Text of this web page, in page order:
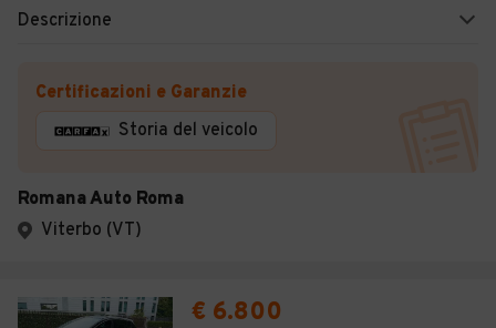
Descrizione
Certificazioni e Garanzie
Storia del veicolo
Romana Auto Roma
Viterbo (VT)
€ 6.800